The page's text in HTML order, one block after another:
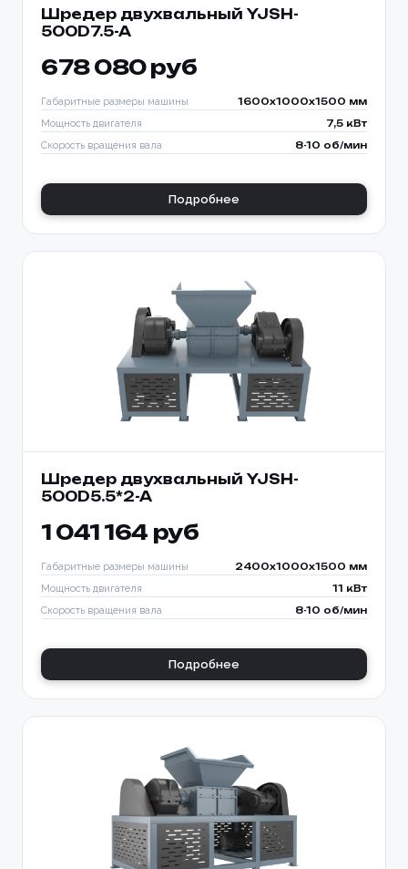
Шредер двухвальный YJSH-
500D7.5-A
678 080 руб
Габаритные размеры машины 1600x1000x1500 мм
Мощность двигателя 7,5 кВт
Скорость вращения вала 8-10 об/мин
Подробнее
Шредер двухвальный YJSH-
500D5.5*2-A
1 041 164 руб
Габаритные размеры машины 2400x1000x1500 мм
Мощность двигателя 11 кВт
Скорость вращения вала 8-10 об/мин
Подробнее